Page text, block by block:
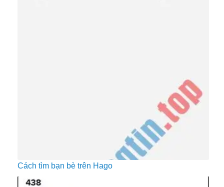
Cách tìm bạn bè trên Hago